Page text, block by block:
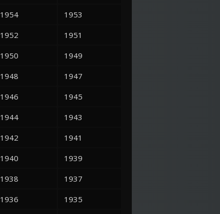
1954
1953
1952
1951
1950
1949
1948
1947
1946
1945
1944
1943
1942
1941
1940
1939
1938
1937
1936
1935